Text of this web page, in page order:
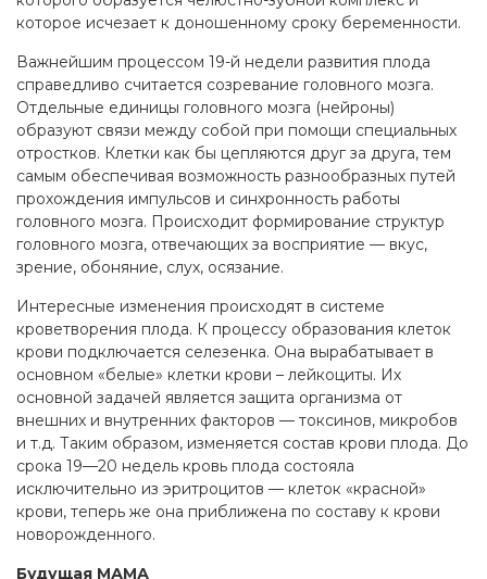
которое исчезает к доношенному сроку беременности.
Важнейшим процессом 19-й недели развития плода
справедливо считается созревание головного мозга.
Отдельные единицы головного мозга (нейроны)
образуют связи между собой при помощи специальных
отростков. Клетки как бы цепляются друг за друга, тем
самым обеспечивая возможность разнообразных путей
прохождения импульсов и синхронность работы
головного мозга. Происходит формирование структур
головного мозга, отвечающих за восприятие — вкус,
зрение, обоняние, слух, осязание.
Интересные изменения происходят в системе
кроветворения плода. К процессу образования клеток
крови подключается селезенка. Она вырабатывает в
основном «белые» клетки крови – лейкоциты. Их
основной задачей является защита организма от
внешних и внутренних факторов — токсинов, микробов
и т.д. Таким образом, изменяется состав крови плода. До
срока 19—20 недель кровь плода состояла
исключительно из эритроцитов — клеток «красной»
крови, теперь же она приближена по составу к крови
новорожденного.
Будущая МАМА